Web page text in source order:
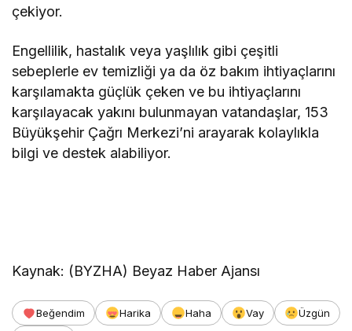
çekiyor.
Engellilik, hastalık veya yaşlılık gibi çeşitli
sebeplerle ev temizliği ya da öz bakım ihtiyaçlarını
karşılamakta güçlük çeken ve bu ihtiyaçlarını
karşılayacak yakını bulunmayan vatandaşlar, 153
Büyükşehir Çağrı Merkezi’ni arayarak kolaylıkla
bilgi ve destek alabiliyor.
Kaynak: (BYZHA) Beyaz Haber Ajansı
Beğendim Harika Haha Vay Üzgün